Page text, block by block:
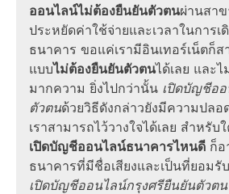
ออนไลน์ไม่ต้องยืนยันตัวตนผ่านสา
ประหยัดค่าใช้จ่ายและเวลาในการ
ธนาคาร ขอแค่เรามีอินเทอร์เน็ตก็
แบบไม่ต้องยืนยันตัวตนได้เลย และ
มากความ ยิ่งไปกว่านั้น เปิดบัญชีอ
ตัวตนด้วยวิธีดังกล่าวยังมีความปลอ
เราสามารถไว้วางใจได้เลย สำหรับ
เปิดบัญชีออนไลน์ธนาคารไหนดี ก็อ
ธนาคารที่มีชื่อเสียงและเป็นที่ยอมรั
เปิดบัญชีออนไลน์กรุงศรียืนยันตัวตน